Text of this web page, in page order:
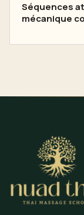
Séquences
mécanique